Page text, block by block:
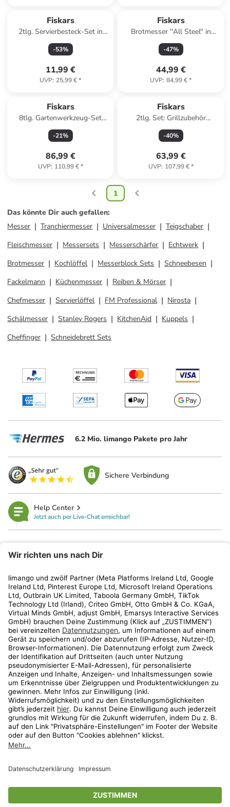
Fiskars
2tlg. Servierbesteck-Set in
Silber
-53%
11,99 €
UVP: 25,99 €*
Fiskars
Brotmesser ''All Steel'' in
Silber - (L)20 cm
-47%
44,99 €
UVP: 84,99 €*
Fiskars
8tlg. Gartenwerkzeug-Set
"Plant Care" in Schwarz/
Orange
-21%
86,99 €
UVP: 110,99 €*
Fiskars
2tlg. Set: Grillzubehör
''Norden'' in Silber/ Braun -
(L)44,1 cm
-40%
63,99 €
UVP: 107,99 €*
1
Das könnte Dir auch gefallen:
Messer
Tranchiermesser Universalmesser
Teigschaber
Fleischmesser
Messersets Messerschärfer
Echtwerk
Brotmesser
Kochlöffel Messerblock Sets
Schneebesen
Fackelmann
Küchenmesser
Reiben & Mörser
Chefmesser
Servierlöffel FM Professional
Nirosta
Schälmesser
Stanley Rogers KitchenAid
Kuppels
Cheffinger
Schneidebrett Sets
6.2 Mio. limango Pakete pro Jahr
Sichere Verbindung
Help Center
Jetzt auch per Live-Chat erreichbar!
Kundenservice
Shop
Aktionen
Travel